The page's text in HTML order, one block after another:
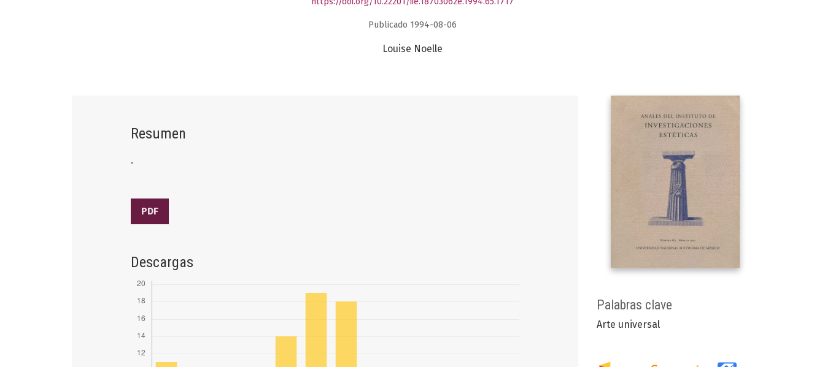
Publicado 1994-08-06
Louise Noelle
Palabras clave
Arte universal
Resumen
.
PDF
Descargas